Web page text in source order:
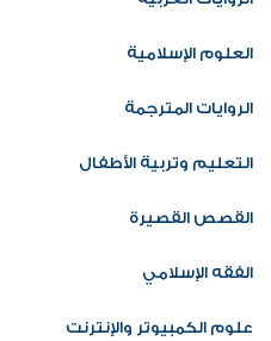
العلوم الإسلامية
الروايات المترجمة
التعليم وتربية الأطفال
القصص القصيرة
الفقه الإسلامي
علوم الكمبيوتر والإنترنت